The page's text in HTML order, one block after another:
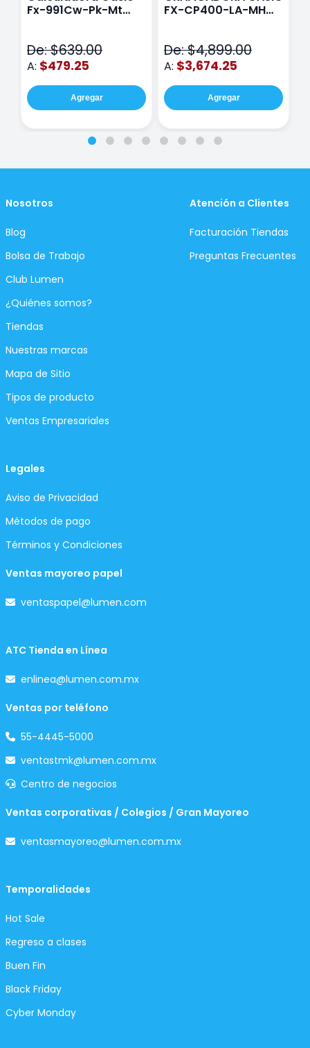
Fx-991Cw-Pk-Mt
De: $639.00
A: $479.25
Agregar
FX-CP400-LA-MH
De: $4,899.00
A: $3,674.25
Agregar
Nosotros
Blog
Bolsa de Trabajo
Club Lumen
¿Quiénes somos?
Tiendas
Nuestras marcas
Mapa de Sitio
Tipos de producto
Ventas Empresariales
Atención a Clientes
Facturación Tiendas
Preguntas Frecuentes
Legales
Aviso de Privacidad
Métodos de pago
Términos y Condiciones
Ventas mayoreo papel
ventaspapel@lumen.com
ATC Tienda en Línea
enlinea@lumen.com.mx
Ventas por teléfono
55-4445-5000
ventastmk@lumen.com.mx
Centro de negocios
Ventas corporativas / Colegios / Gran Mayoreo
ventasmayoreo@lumen.com.mx
Temporalidades
Hot Sale
Regreso a clases
Buen Fin
Black Friday
Cyber Monday